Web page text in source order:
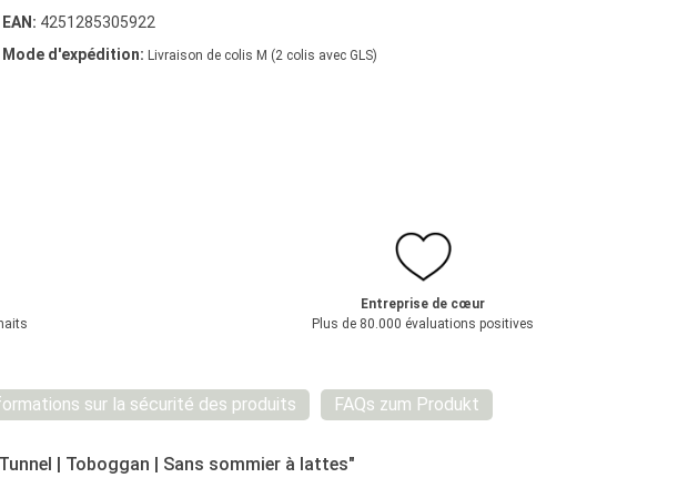
EAN: 4251285305922
Mode d'expédition: Livraison de colis M (2 colis avec GLS)
Entreprise de cœur
Plus de 80.000 évaluations positives
sur la sécurité des produits FAQs zum Produkt
| Toboggan | Sans sommier à lattes"